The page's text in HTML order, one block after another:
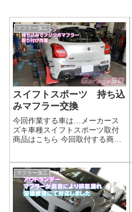
マフラー加工
スイフトスポーツ 持ち込
みマフラー交換
今回作業する車は…メーカース
ズキ車種スイフトスポーツ取付
商品はこちら 今回取付する商品
☆マフラー持ち込み時の注意点
マフラー持ち込み時の注意点交
換マフラーの部品は揃っている
かガス...
マフラー加工